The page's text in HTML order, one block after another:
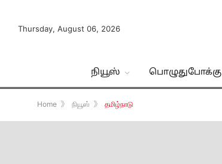
Thursday, August 06, 2026
நியூஸ் பொழுதுபோக்கு
Home 》 நியூஸ் 》 தமிழ்நாடு